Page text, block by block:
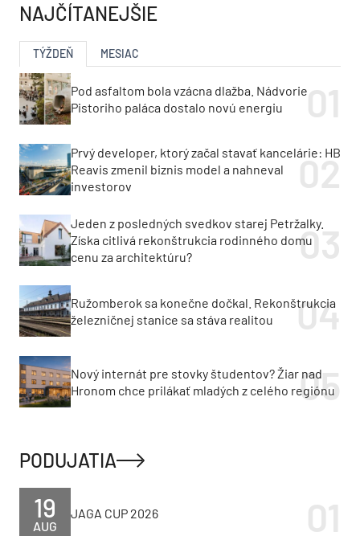
NAJČÍTANEJŠIE
TÝŽDEŇ MESIAC
Pod asfaltom bola vzácna dlažba. Nádvorie
Pistoriho paláca dostalo novú energiu
Prvý developer, ktorý začal stavať kancelárie: HB
Reavis zmenil biznis model a nahneval
investorov
Jeden z posledných svedkov starej Petržalky.
Získa citlivá rekonštrukcia rodinného domu
cenu za architektúru?
Ružomberok sa konečne dočkal. Rekonštrukcia
železničnej stanice sa stáva realitou
Nový internát pre stovky študentov? Žiar nad
Hronom chce prilákať mladých z celého regiónu
PODUJATIA
AUG
19 JAGA CUP 2026